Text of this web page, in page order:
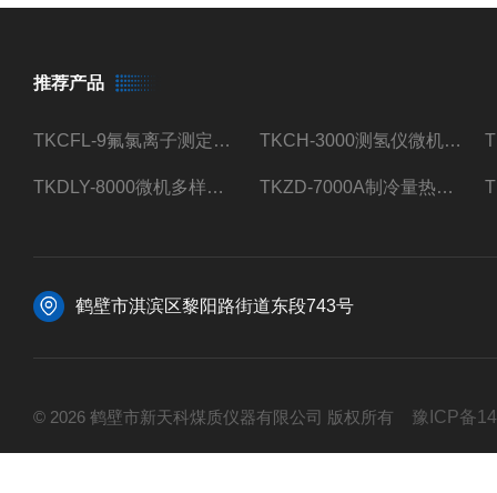
推荐产品
TKCFL-9氟氯离子测定仪自动煤质检测 TKCH-3000测氢仪微机氢元素测定煤质检测
TKDLY-8000微机多样测硫仪自动定硫仪化验室硫含量测定 TKZD-7000A制冷量热仪自动升降热值仪煤质检测
鹤壁市淇滨区黎阳路街道东段743号
© 2026 鹤壁市新天科煤质仪器有限公司 版权所有 豫ICP备